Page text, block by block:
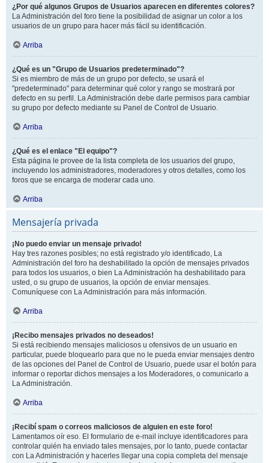
¿Por qué algunos Grupos de Usuarios aparecen en diferentes colores?
La Administración del foro tiene la posibilidad de asignar un color a los
usuarios de un grupo para hacer más fácil su identificación.
Arriba
¿Qué es un "Grupo de Usuarios predeterminado"?
Si es miembro de más de un grupo por defecto, se usará el
"predeterminado" para determinar qué color y rango se mostrará por
defecto en su perfil. La Administración debe darle permisos para cambiar
su grupo por defecto mediante su Panel de Control de Usuario.
Arriba
¿Qué es el enlace "El equipo"?
Esta página le provee de la lista completa de los usuarios del grupo,
incluyendo los administradores, moderadores y otros detalles, como los
foros que se encarga de moderar cada uno.
Arriba
Mensajería privada
¡No puedo enviar un mensaje privado!
Hay tres razones posibles; no está registrado y/o identificado, La
Administración del foro ha deshabilitado la opción de mensajes privados
para todos los usuarios, o bien La Administración ha deshabilitado para
usted, o su grupo de usuarios, la opción de enviar mensajes.
Comuníquese con La Administración para más información.
Arriba
¡Recibo mensajes privados no deseados!
Si está recibiendo mensajes maliciosos u ofensivos de un usuario en
particular, puede bloquearlo para que no le pueda enviar mensajes dentro
de las opciones del Panel de Control de Usuario, puede usar el botón para
informar o reportar dichos mensajes a los Moderadores, o comunicarlo a
La Administración.
Arriba
¡Recibí spam o correos maliciosos de alguien en este foro!
Lamentamos oír eso. El formulario de e-mail incluye identificadores para
controlar quién ha enviado tales mensajes, por lo tanto, puede contactar
con La Administración y hacerles llegar una copia completa del mensaje